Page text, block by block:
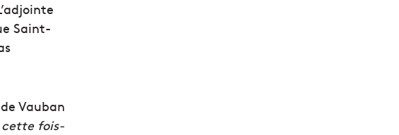
Saint-
Vauban
cette fois-